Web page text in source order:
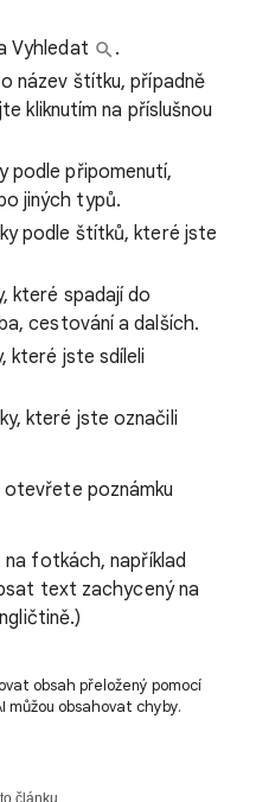
Vyhledat
.
název štítku, případně
kliknutím na příslušnou
podle připomenutí,
jiných typů.
podle štítků, které jste
které spadají do
cestování a dalších.
které jste sdíleli
které jste označili
poznámku
fotkách, například
text zachycený na
obsah přeložený pomocí
můžou obsahovat chyby.
článku